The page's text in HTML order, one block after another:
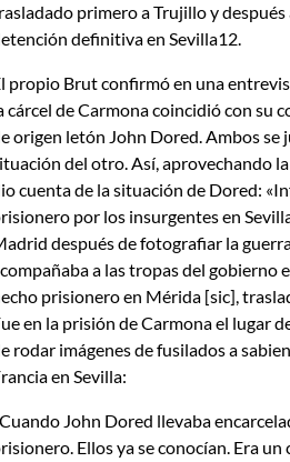
primero a Trujillo y
definitiva en Sevilla12.
propio Brut confirmó en una
cárcel de Carmona coincidió con su
origen letón John Dored. Ambos
del otro. Así, aprovechando
cuenta de la situación de Dored:
por los insurgentes en
después de fotografiar la
a las tropas del gobierno
prisionero en Mérida [sic],
en la prisión de Carmona el lugar
rodar imágenes de fusilados a
en Sevilla:
John Dored llevaba
Ellos ya se conocían. Era